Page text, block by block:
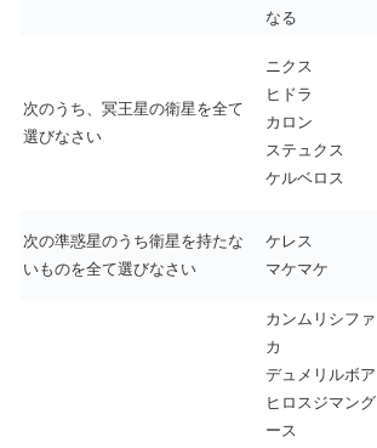
なる
次のうち、冥王星の衛星を全て
選びなさい
ニクス
ヒドラ
カロン
ステュクス
ケルベロス
次の準惑星のうち衛星を持たな
いものを全て選びなさい
ケレス
マケマケ
カンムリシファ
カ
デュメリルボア
ヒロスジマング
ース